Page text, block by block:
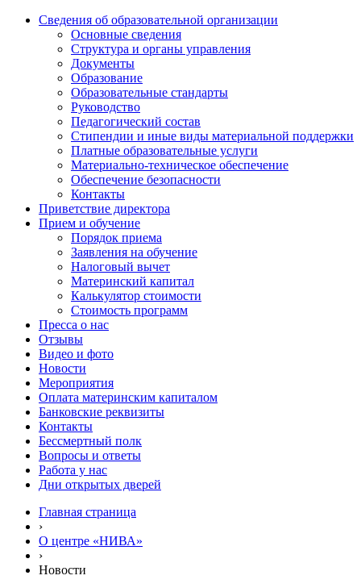
Сведения об образовательной организации
Основные сведения
Структура и органы управления
Документы
Образование
Образовательные стандарты
Руководство
Педагогический состав
Стипендии и иные виды материальной поддержки
Платные образовательные услуги
Материально-техническое обеспечение
Обеспечение безопасности
Контакты
Приветствие директора
Прием и обучение
Порядок приема
Заявления на обучение
Налоговый вычет
Материнский капитал
Калькулятор стоимости
Стоимость программ
Пресса о нас
Отзывы
Видео и фото
Новости
Мероприятия
Оплата материнским капиталом
Банковские реквизиты
Контакты
Бессмертный полк
Вопросы и ответы
Работа у нас
Дни открытых дверей
Главная страница
›
О центре «НИВА»
›
Новости